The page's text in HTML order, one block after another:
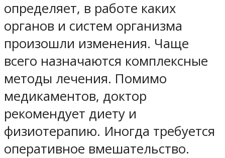
определяет, в работе каких
органов и систем организма
произошли изменения. Чаще
всего назначаются комплексные
методы лечения. Помимо
медикаментов, доктор
рекомендует диету и
физиотерапию. Иногда требуется
оперативное вмешательство.